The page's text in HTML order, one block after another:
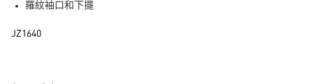
運送方式
羅紋袖口和下擺
JZ1640